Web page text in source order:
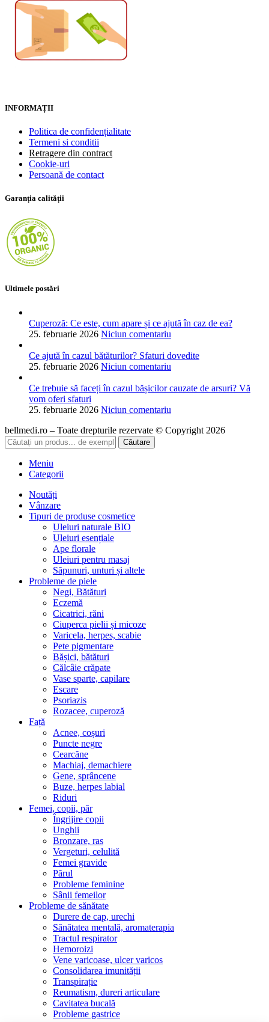
INFORMAȚII
Politica de confidențialitate
Termeni si conditii
Retragere din contract
Cookie-uri
Persoană de contact
Garanția calității
Ultimele postări
Cuperoză: Ce este, cum apare și ce ajută în caz de ea?
25. februarie 2026 Niciun comentariu
Ce ajută în cazul bătăturilor? Sfaturi dovedite
25. februarie 2026 Niciun comentariu
Ce trebuie să faceți în cazul bășicilor cauzate de arsuri? Vă
vom oferi sfaturi
25. februarie 2026 Niciun comentariu
bellmedi.ro – Toate drepturile rezervate © Copyright 2026
Căutare
Meniu
Categorii
Noutăți
Vânzare
Tipuri de produse cosmetice
Uleiuri naturale BIO
Uleiuri esențiale
Ape florale
Uleiuri pentru masaj
Săpunuri, unturi și altele
Probleme de piele
Negi, Bătături
Eczemă
Cicatrici, răni
Ciuperca pielii și micoze
Varicela, herpes, scabie
Pete pigmentare
Bășici, bătături
Călcâie crăpate
Vase sparte, capilare
Escare
Psoriazis
Rozacee, cuperoză
Față
Acnee, coșuri
Puncte negre
Cearcăne
Machiaj, demachiere
Gene, sprâncene
Buze, herpes labial
Riduri
Femei, copii, păr
Îngrijire copii
Unghii
Bronzare, ras
Vergeturi, celulită
Femei gravide
Părul
Probleme feminine
Sânii femeilor
Probleme de sănătate
Durere de cap, urechi
Sănătatea mentală, aromaterapia
Tractul respirator
Hemoroizi
Vene varicoase, ulcer varicos
Consolidarea imunității
Transpirație
Reumatism, dureri articulare
Cavitatea bucală
Probleme gastrice